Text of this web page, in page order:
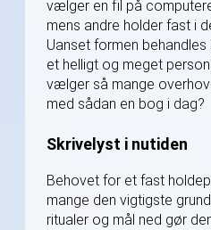
vælger en fil på
mens andre holder fast i
Uanset formen
et helligt og meget
vælger så mange
med sådan en bog i dag?
Skrivelyst i nutiden
Behovet for et fast
mange den vigtigste
ritualer og mål ned gør